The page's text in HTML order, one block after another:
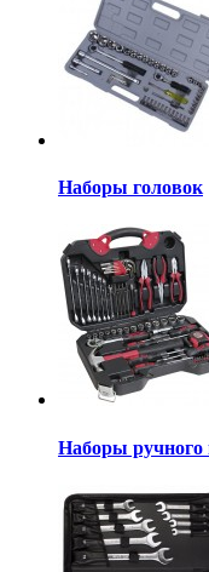
Наборы головок
Наборы ручного